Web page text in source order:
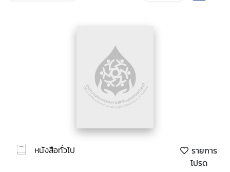
หนังสือทั่วไป
รายการ
โปรด